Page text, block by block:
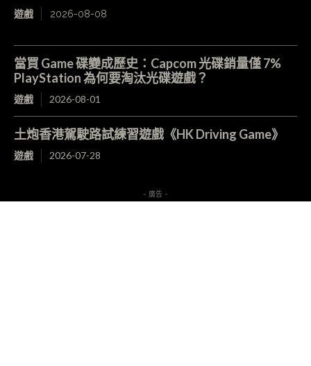
遊戲 2026-08-08
當買 Game 碟變成歷史：Capcom 光碟銷量僅 7%
PlayStation 為何要淘汰光碟遊戲？
遊戲 2026-08-01
土炮香港駕駛路試練習遊戲《HK Driving Game》
遊戲 2026-07-28
- 廣告 -